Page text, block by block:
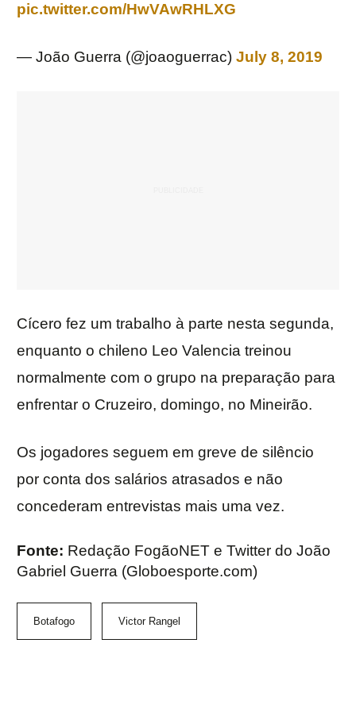
pic.twitter.com/HwVAwRHLXG
— João Guerra (@joaoguerrac) July 8, 2019
Cícero fez um trabalho à parte nesta segunda,
enquanto o chileno Leo Valencia treinou
normalmente com o grupo na preparação para
enfrentar o Cruzeiro, domingo, no Mineirão.
Os jogadores seguem em greve de silêncio
por conta dos salários atrasados e não
concederam entrevistas mais uma vez.
Fonte: Redação FogãoNET e Twitter do João
Gabriel Guerra (Globoesporte.com)
Botafogo Victor Rangel